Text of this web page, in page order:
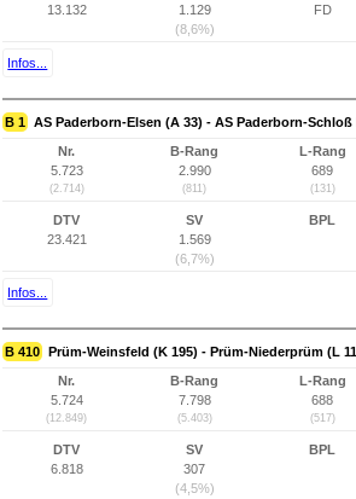
13.132
1.129
(8,6%)
FD
Infos...
B 1 AS Paderborn-Elsen (A 33) - AS Paderborn-Schloß
Nr.
5.723
(2.714)
B-Rang
2.990
(811)
L-Rang
689
(131)
DTV
23.421
SV
1.569
(6,7%)
BPL
Infos...
B 410 Prüm-Weinsfeld (K 195) - Prüm-Niederprüm (L
Nr.
5.724
(12.849)
B-Rang
7.798
(5.403)
L-Rang
688
(517)
DTV
6.818
SV
307
(4,5%)
BPL